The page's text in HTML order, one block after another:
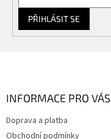
PŘIHLÁSIT SE
INFORMACE PRO VÁS
Doprava a platba
Obchodní podmínky